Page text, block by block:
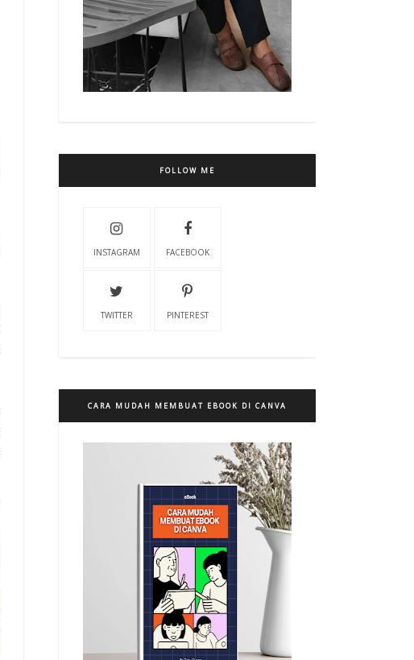
FOLLOW ME
INSTAGRAM FACEBOOK
TWITTER PINTEREST
CARA MUDAH MEMBUAT EBOOK DI CANVA